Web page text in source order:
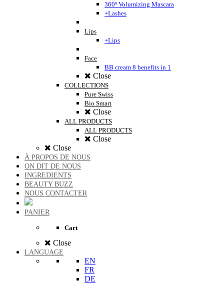
360º Volumizing Mascara
+Lashes
Lips
+Lips
Face
BB cream 8 benefits in 1
Close
COLLECTIONS
Pure Swiss
Bio Smart
Close
ALL PRODUCTS
ALL PRODUCTS
Close
Close
À PROPOS DE NOUS
ON DIT DE NOUS
INGREDIENTS
BEAUTY BUZZ
NOUS CONTACTER
PANIER
Cart
Close
LANGUAGE
EN
FR
DE